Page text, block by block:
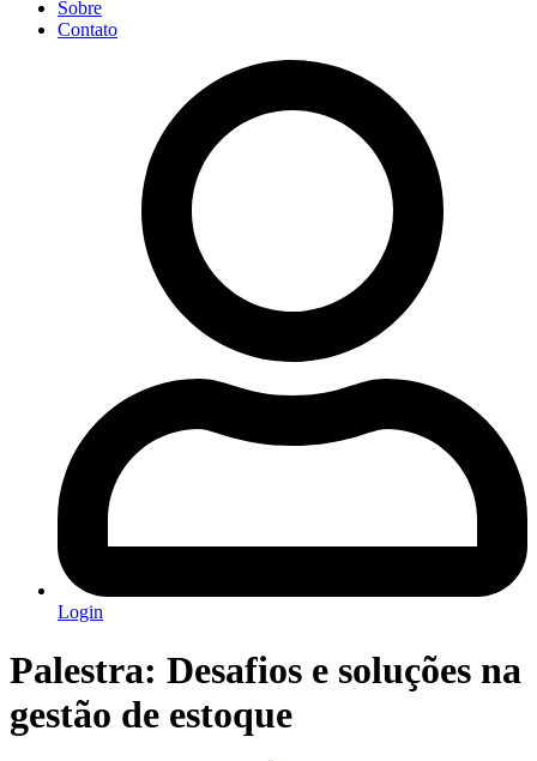
Sobre
Contato
Login
Palestra: Desafios e soluções na
gestão de estoque